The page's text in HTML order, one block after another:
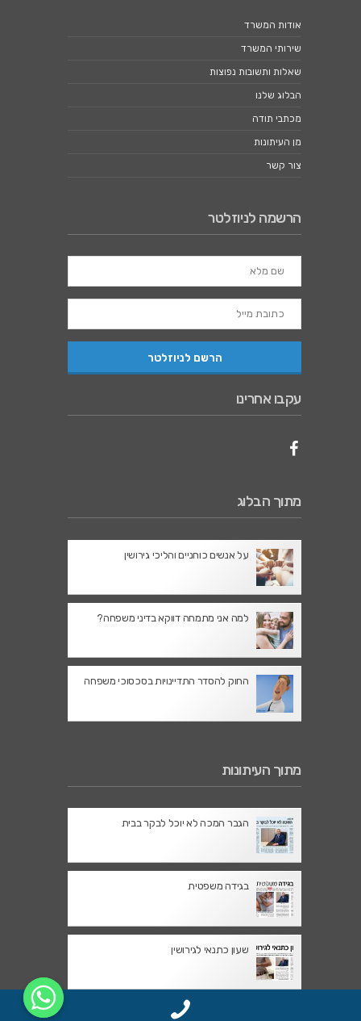
אודות המשרד
שירותי המשרד
שאלות ותשובות נפוצות
הבלוג שלנו
מכתבי תודה
מן העיתונות
צור קשר
הרשמה לניוזלטר
עקבו אחרינו
מתוך הבלוג
על אנשים כוחניים והליכי גירושין
למה אני מתמחה דווקא בדיני משפחה?
החוק להסדר התדיינויות בסכסוכי משפחה
מתוך העיתונות
הגבר המכה לא יוכל לבקר בבית
בגידה משפטית
שעון כתנאי לגירושין